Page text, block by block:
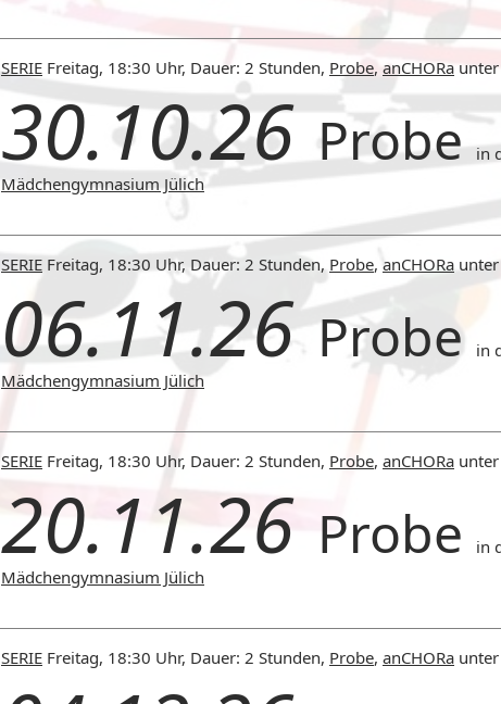
SERIE Freitag, 18:30 Uhr, Dauer: 2 Stunden, Probe, anCHORa
30.10.26Probein
Mädchengymnasium Jülich
SERIE Freitag, 18:30 Uhr, Dauer: 2 Stunden, Probe, anCHORa
06.11.26Probe in
Mädchengymnasium Jülich
SERIE Freitag, 18:30 Uhr, Dauer: 2 Stunden, Probe, anCHORa
20.11.26 Probe
in
Mädchengymnasium Jülich
SERIE Freitag, 18:30 Uhr, Dauer: 2 Stunden, Probe, anCHORa